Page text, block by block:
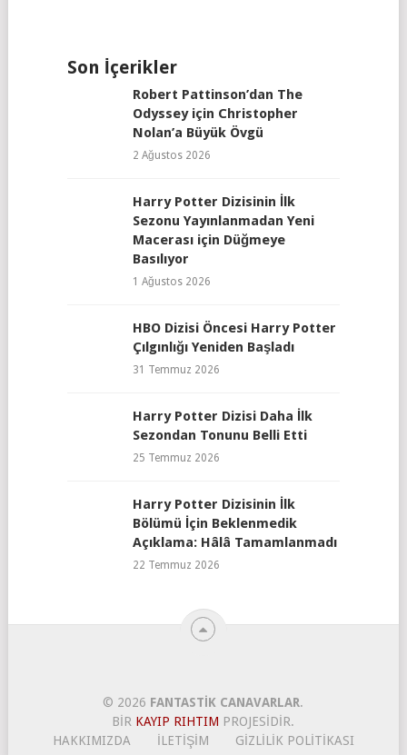
Son İçerikler
Robert Pattinson’dan The
Odyssey için Christopher
Nolan’a Büyük Övgü
2 Ağustos 2026
Harry Potter Dizisinin İlk
Sezonu Yayınlanmadan Yeni
Macerası için Düğmeye
Basılıyor
1 Ağustos 2026
HBO Dizisi Öncesi Harry Potter
Çılgınlığı Yeniden Başladı
31 Temmuz 2026
Harry Potter Dizisi Daha İlk
Sezondan Tonunu Belli Etti
25 Temmuz 2026
Harry Potter Dizisinin İlk
Bölümü İçin Beklenmedik
Açıklama: Hâlâ Tamamlanmadı
22 Temmuz 2026
© 2026 FANTASTIK CANAVARLAR.
BIR KAYIP RIHTIM PROJESIDIR.
HAKKIMIZDA
İLETIŞIM GIZLILIK POLITIKASI